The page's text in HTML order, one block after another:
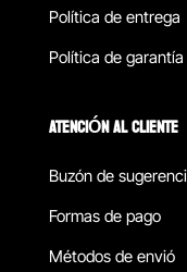
Política de entrega
Política de garantía
ATENCIÓN AL CLIENTE
Buzón de
Formas de pago
Métodos de envió